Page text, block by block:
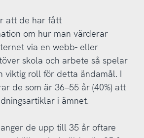
att de har fått
om hur man värderar
via en webb- eller
skola och arbete så spelar
viktig roll för detta ändamål. I
de som är 36–55 år (40%) att
i ämnet.
de upp till 35 år oftare